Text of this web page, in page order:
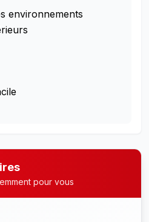
environnements
pour vous